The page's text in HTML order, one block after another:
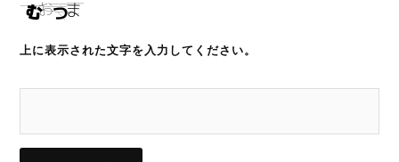
上に表示された文字を入力してください。